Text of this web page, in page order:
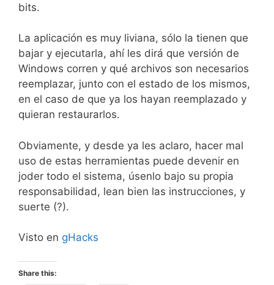
bits.
La aplicación es muy liviana, sólo la tienen que
bajar y ejecutarla, ahí les dirá que versión de
Windows corren y qué archivos son necesarios
reemplazar, junto con el estado de los mismos,
en el caso de que ya los hayan reemplazado y
quieran restaurarlos.
Obviamente, y desde ya les aclaro, hacer mal
uso de estas herramientas puede devenir en
joder todo el sistema, úsenlo bajo su propia
responsabilidad, lean bien las instrucciones, y
suerte (?).
Visto en gHacks
Share this: